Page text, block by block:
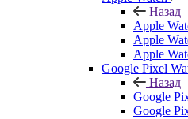
Назад
Apple
Apple
Apple
Google Pixel
Назад
Google
Google